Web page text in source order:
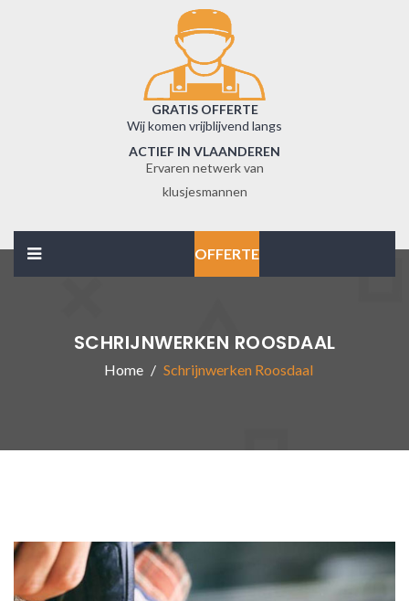
GRATIS OFFERTE
Wij komen vrijblijvend langs
ACTIEF IN VLAANDEREN
Ervaren netwerk van
klusjesmannen
OFFERTE
SCHRIJNWERKEN ROOSDAAL
Home Schrijnwerken Roosdaal